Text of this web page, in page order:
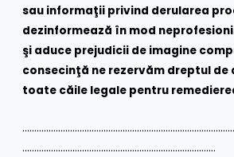
sau informaţii privind derularea
dezinformează în mod
şi aduce prejudicii de imagine
consecinţă ne rezervăm dreptul de
toate căile legale pentru
………………………………………………………………………